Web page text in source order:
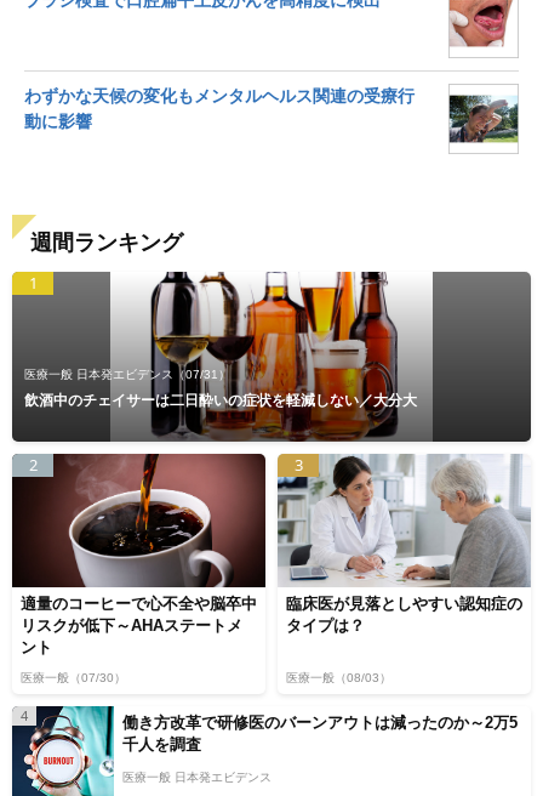
わずかな天候の変化もメンタルヘルス関連の受療行
動に影響
週間ランキング
1
医療一般 日本発エビデンス （07/31）
飲酒中のチェイサーは二日酔いの症状を軽減しない／大分大
2
適量のコーヒーで心不全や脳卒中
リスクが低下～AHAステートメ
ント
医療一般 （07/30）
3
臨床医が見落としやすい認知症の
タイプは？
医療一般 （08/03）
4
働き方改革で研修医のバーンアウトは減ったのか～2万5
千人を調査
医療一般 日本発エビデンス